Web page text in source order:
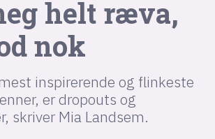
helt ræva,
nok
inspirerende og flinkeste
er dropouts og
skriver Mia Landsem.